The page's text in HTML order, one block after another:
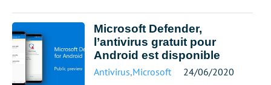
Microsoft Defender,
l’antivirus gratuit pour
Android est disponible
Antivirus,Microsoft 24/06/2020